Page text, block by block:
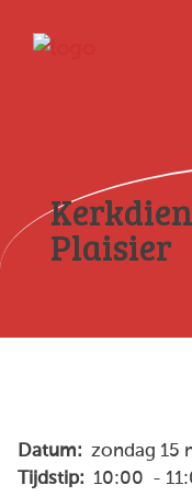
Plaisier
Datum: zondag 15
Tijdstip: 10:00 -